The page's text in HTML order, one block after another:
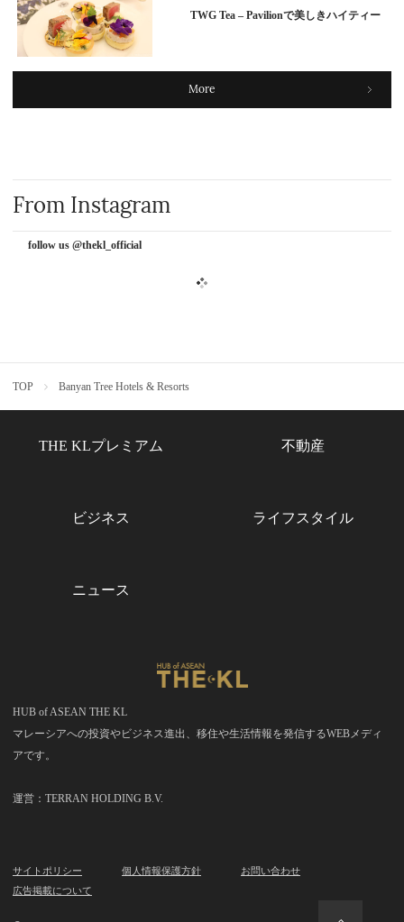
TWG Tea – Pavilionで美しきハイティー
More
From Instagram
follow us @thekl_official
TOP Banyan Tree Hotels & Resorts
THE KLプレミアム 不動産
ビジネス ライフスタイル
ニュース
HUB of ASEAN THE KL
マレーシアへの投資やビジネス進出、移住や生活情報を発信するWEBメディ
アです。
運営：TERRAN HOLDING B.V.
サイトポリシー 個人情報保護方針
お問い合わせ
広告掲載について